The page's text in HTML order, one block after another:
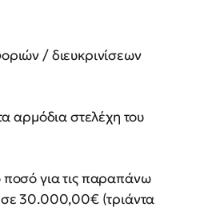
/ διευκρινίσεων
αρμόδια στελέχη του
ποσό για τις παραπάνω
σε 30.000,00€ (τριάντα